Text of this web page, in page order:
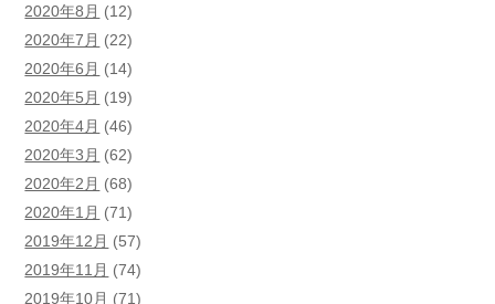
2020年8月 (12)
2020年7月 (22)
2020年6月 (14)
2020年5月 (19)
2020年4月 (46)
2020年3月 (62)
2020年2月 (68)
2020年1月 (71)
2019年12月 (57)
2019年11月 (74)
2019年10月 (71)